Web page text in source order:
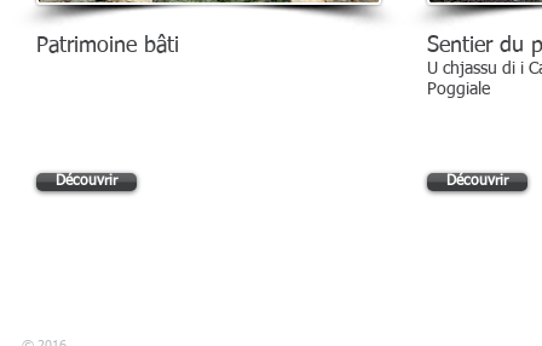
Patrimoine bâti
Découvrir
Sentier du
U chjassu di i
Poggiale
Découvrir